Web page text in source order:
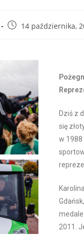
14 października,
Dziś z
się
w 1988
2011.